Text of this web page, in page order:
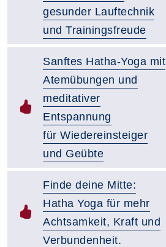
gesunder Lauftechnik
und Trainingsfreude
Sanftes Hatha-Yoga mit
Atemübungen und
meditativer
Entspannung
für Wiedereinsteiger
und Geübte
Finde deine Mitte:
Hatha Yoga für mehr
Achtsamkeit, Kraft und
Verbundenheit.